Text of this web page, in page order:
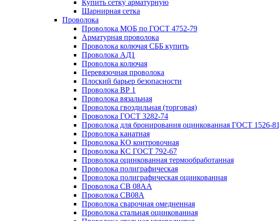
Купить сетку арматурную
Шарнирная сетка
Проволока
Проволока МОБ по ГОСТ 4752-79
Арматурная проволока
Проволока колючая СББ купить
Проволока АД1
Проволока колючая
Перевязочная проволока
Плоский барьер безопасности
Проволока ВР 1
Проволока вязальная
Проволока гвоздильная (торговая)
Проволока ГОСТ 3282-74
Проволока для бронирования оцинкованная ГОСТ 1526-81
Проволока канатная
Проволока КО контровочная
Проволока КС ГОСТ 792-67
Проволока оцинкованная термообработанная
Проволока полиграфическая
Проволока полиграфическая оцинкованная
Проволока СВ 08АА
Проволока СВ08А
Проволока сварочная омедненная
Проволока стальная оцинкованная